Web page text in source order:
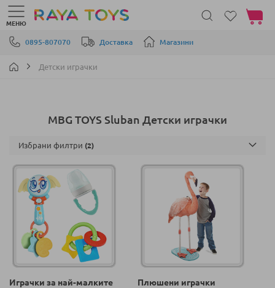
Прескачане към съдържанието
0895-807070 Доставка Магазини
МЕНЮ
Моята
Детски играчки
MBG TOYS Sluban Детски играчки
Играчки за най-малките
Плюшени играчки
Избрани филтри